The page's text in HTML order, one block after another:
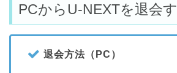
PCからU-NEXTを退会
退会方法（PC）